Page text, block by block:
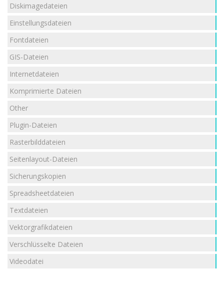
Diskimagedateien
Einstellungsdateien
Fontdateien
GIS-Dateien
Internetdateien
Komprimierte Dateien
Other
Plugin-Dateien
Rasterbilddateien
Seitenlayout-Dateien
Sicherungskopien
Spreadsheetdateien
Textdateien
Vektorgrafikdateien
Verschlüsselte Dateien
Videodatei